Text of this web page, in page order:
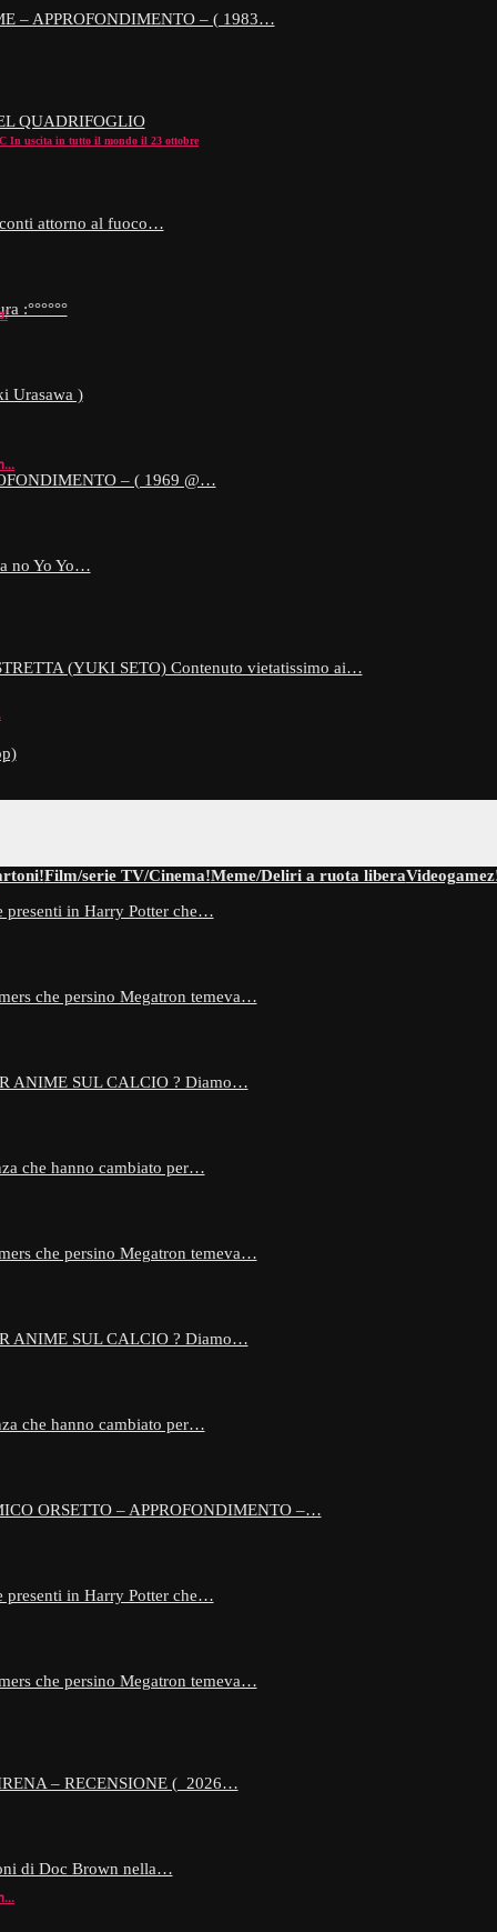
– APPROFONDIMENTO – ( 1983…
QUADRIFOGLIO
attorno al fuoco…
:°°°°°°
Urasawa )
– ( 1969 @…
no Yo Yo…
(YUKI SETO) Contenuto vietatissimo ai…
Film/serie TV/Cinema!Meme/Deliri a ruota libera
presenti in Harry Potter che…
che persino Megatron temeva…
ANIME SUL CALCIO ? Diamo…
che hanno cambiato per…
che persino Megatron temeva…
ANIME SUL CALCIO ? Diamo…
che hanno cambiato per…
ORSETTO – APPROFONDIMENTO –…
presenti in Harry Potter che…
che persino Megatron temeva…
– RECENSIONE ( 2026…
di Doc Brown nella…
In uscita in tutto il mondo il 23 ottobre